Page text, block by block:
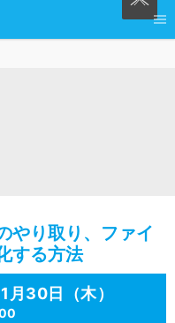
やり取り、ファイ
する方法
月30日（木）